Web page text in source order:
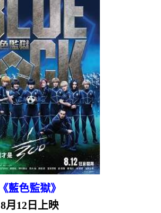
《藍色監獄》
8月12日上映